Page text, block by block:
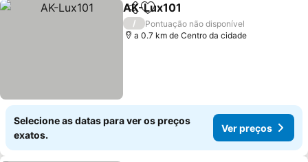
PartilharAdicionar aos favoritos
AK-Lux101
/
Pontuação não disponível
a 0.7 km de Centro da cidade
Selecione as datas para ver os preços
exatos.
Ver preços